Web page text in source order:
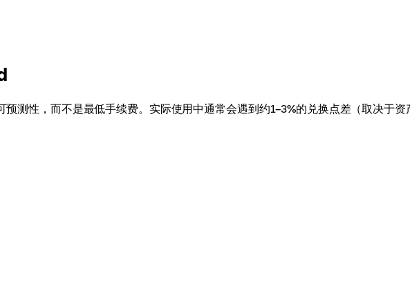
测性，而不是最低手续费。实际使用中通常会遇到约1–3%的兑换点差（取决于资